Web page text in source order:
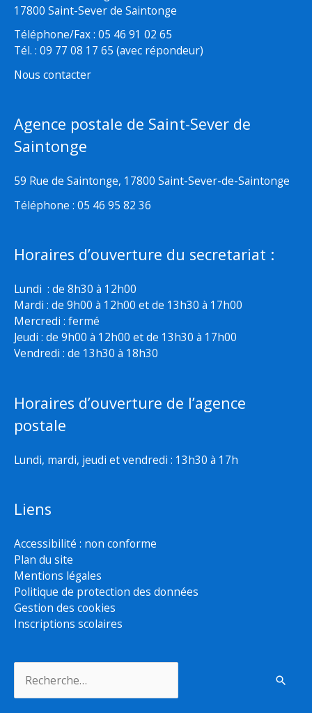
17800 Saint-Sever de Saintonge
Téléphone/Fax : 05 46 91 02 65
Tél. : 09 77 08 17 65 (avec répondeur)
Nous contacter
Agence postale de Saint-Sever de
Saintonge
59 Rue de Saintonge, 17800 Saint-Sever-de-Saintonge
Téléphone : 05 46 95 82 36
Horaires d’ouverture du secretariat :
Lundi : de 8h30 à 12h00
Mardi : de 9h00 à 12h00 et de 13h30 à 17h00
Mercredi : fermé
Jeudi : de 9h00 à 12h00 et de 13h30 à 17h00
Vendredi : de 13h30 à 18h30
Horaires d’ouverture de l’agence
postale
Lundi, mardi, jeudi et vendredi : 13h30 à 17h
Liens
Accessibilité : non conforme
Plan du site
Mentions légales
Politique de protection des données
Gestion des cookies
Inscriptions scolaires